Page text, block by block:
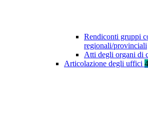
Rendiconti gruppi
regionali/provinciali
Atti degli organi di
Articolazione degli uffici 4